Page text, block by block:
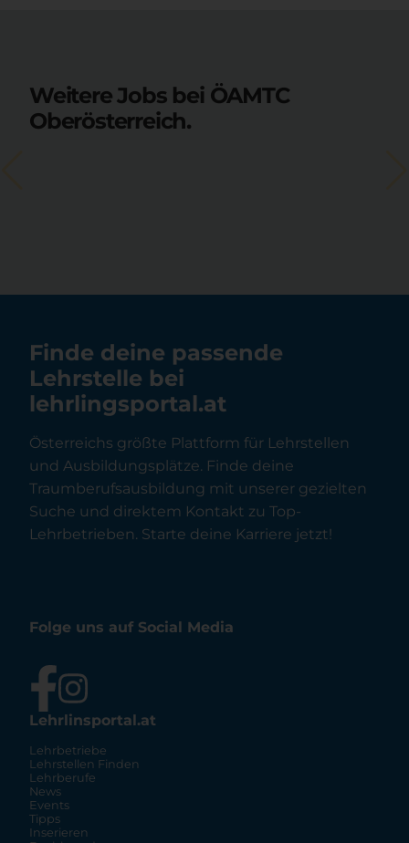
Weitere Jobs bei ÖAMTC
Oberösterreich.
Finde deine passende
Lehrstelle bei
lehrlingsportal.at
Österreichs größte Plattform für Lehrstellen
und Ausbildungsplätze. Finde deine
Traumberufsausbildung mit unserer gezielten
Suche und direktem Kontakt zu Top-
Lehrbetrieben. Starte deine Karriere jetzt!
Folge uns auf Social Media
Lehrlinsportal.at
Lehrbetriebe
Lehrstellen Finden
Lehrberufe
News
Events
Tipps
Inserieren